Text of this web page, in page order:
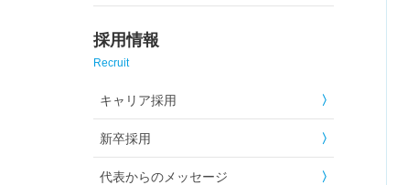
採用情報
Recruit
キャリア採用
新卒採用
代表からのメッセージ